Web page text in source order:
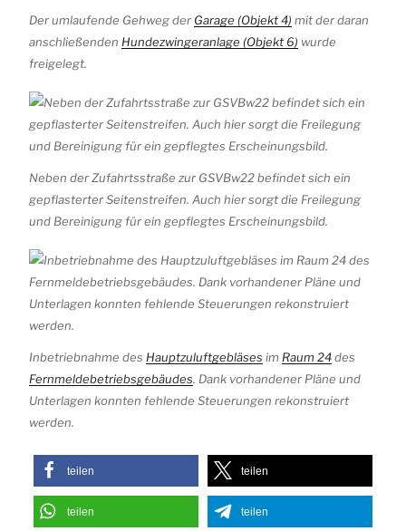
Der umlaufende Gehweg der Garage (Objekt 4) mit der daran
anschließenden Hundezwingeranlage (Objekt 6) wurde
freigelegt.
Neben der Zufahrtsstraße zur GSVBw22 befindet sich ein
gepflasterter Seitenstreifen. Auch hier sorgt die Freilegung
und Bereinigung für ein gepflegtes Erscheinungsbild.
Inbetriebnahme des Hauptzuluftgebläses im Raum 24des
Fernmeldebetriebsgebäudes. Dank vorhandener Pläne und
Unterlagen konnten fehlende Steuerungen rekonstruiert
werden.
teilen teilen
teilen teilen